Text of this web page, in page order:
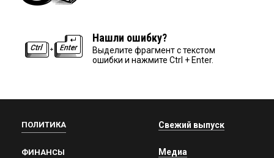
Нашли ошибку?
Выделите фрагмент с текстом
ошибки и нажмите Ctrl + Enter.
ПОЛИТИКА
ФИНАНСЫ
Свежий выпуск
Медиа